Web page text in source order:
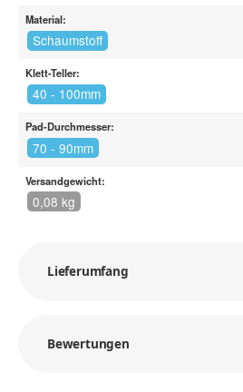
Material:
Schaumstoff
Klett-Teller:
40 - 100mm
Pad-Durchmesser:
70 - 90mm
Versandgewicht:
0,08 kg
Lieferumfang
Bewertungen